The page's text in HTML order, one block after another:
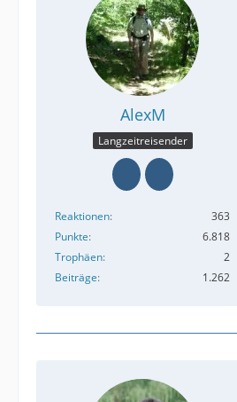
AlexM
Langzeitreisender
Reaktionen
363
Punkte
6.818
Trophäen
2
Beiträge
1.262